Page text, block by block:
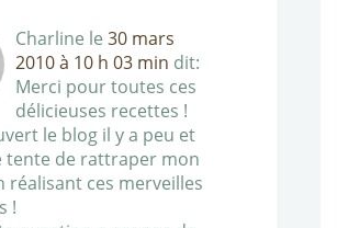
Charline le 30 mars
2010 à 10 h 03 min dit:
Merci pour toutes ces
délicieuses recettes !
le blog il y a peu et
tente de rattraper mon
réalisant ces merveilles
!